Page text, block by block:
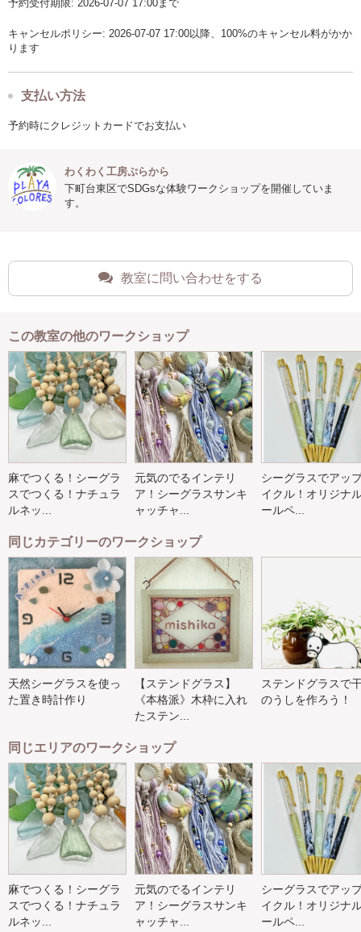
予約受付期限: 2026-07-07 17:00まで
キャンセルポリシー: 2026-07-07 17:00以降、100%のキャンセル料がかか
ります
支払い方法
予約時にクレジットカードでお支払い
わくわく工房ぷらから
下町台東区でSDGsな体験ワークショップを開催していま
す。
教室に問い合わせをする
この教室の他のワークショップ
麻でつくる！シーグラ
スでつくる！ナチュラ
ルネッ...
元気のでるインテリ
ア！シーグラスサンキ
ャッチャ...
シーグラスでアッ
イクル！オリジナ
ールペ...
同じカテゴリーのワークショップ
天然シーグラスを使っ
た置き時計作り
【ステンドグラス】
《本格派》木枠に入れ
たステン...
ステンドグラスで
のうしを作ろう！
同じエリアのワークショップ
麻でつくる！シーグラ
スでつくる！ナチュラ
ルネッ...
元気のでるインテリ
ア！シーグラスサンキ
ャッチャ...
シーグラスでアッ
イクル！オリジナ
ールペ...